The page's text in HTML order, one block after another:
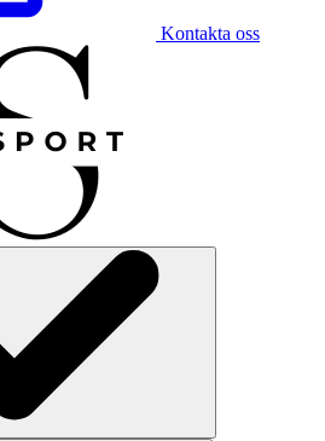
Kontakta oss